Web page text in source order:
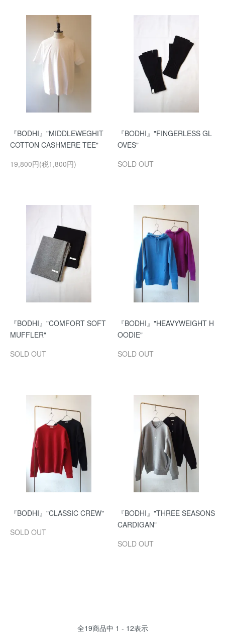
『BODHI』"MIDDLEWEGHIT
COTTON CASHMERE TEE"
19,800円(税1,800円)
『BODHI』"FINGERLESS GL
OVES"
SOLD OUT
『BODHI』"COMFORT SOFT
MUFFLER"
SOLD OUT
『BODHI』"HEAVYWEIGHT H
OODIE"
SOLD OUT
『BODHI』"CLASSIC CREW"
SOLD OUT
『BODHI』"THREE SEASONS
CARDIGAN"
SOLD OUT
全19商品中 1 - 12表示